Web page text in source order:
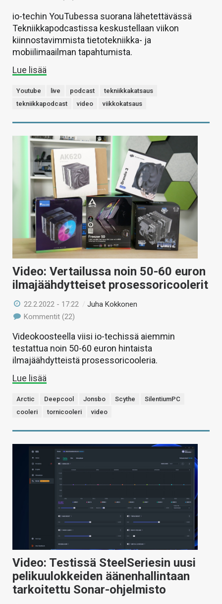
io-techin YouTubessa suorana lähetettävässä
Tekniikkapodcastissa keskustellaan viikon
kiinnostavimmista tietotekniikka- ja
mobiilimaailman tapahtumista.
Lue lisää
Youtube live podcast
tekniikkakatsaus
tekniikkapodcast
video viikkokatsaus
Video: Vertailussa noin 50-60 euron
ilmajäähdytteiset prosessoricoolerit
22.2.2022 - 17:22 /Juha Kokkonen
Kommentit (22)
Videokoosteella viisi io-techissä aiemmin
testattua noin 50-60 euron hintaista
ilmajäähdytteistä prosessoricooleria.
Lue lisää
Arctic Deepcool Jonsbo Scythe
SilentiumPC
cooleri
tornicooleri video
Video: Testissä SteelSeriesin uusi
pelikuulokkeiden äänenhallintaan
tarkoitettu Sonar-ohjelmisto